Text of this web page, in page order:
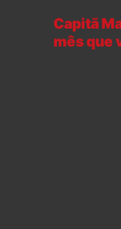
Capitã
mês que